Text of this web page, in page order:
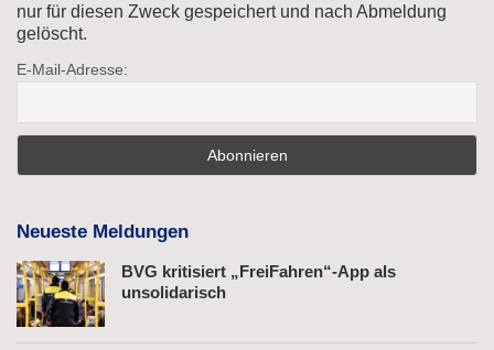
nur für diesen Zweck gespeichert und nach Abmeldung
gelöscht.
E-Mail-Adresse:
Neueste Meldungen
BVG kritisiert „FreiFahren“-App als
unsolidarisch